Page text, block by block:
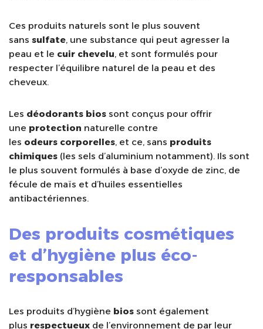
Ces produits naturels sont le plus souvent
sans sulfate, une substance qui peut agresser la
peau et le cuir chevelu, et sont formulés pour
respecter l’équilibre naturel de la peau et des
cheveux.
Les déodorants bios sont conçus pour offrir
une protection naturelle contre
les odeurs corporelles, et ce, sans produits
chimiques (les sels d’aluminium notamment). Ils sont
le plus souvent formulés à base d’oxyde de zinc, de
fécule de maïs et d’huiles essentielles
antibactériennes.
Des produits cosmétiques
et d’hygiène plus éco-
responsables
Les produits d’hygiène bios sont également
plus respectueux de l’environnement de par leur